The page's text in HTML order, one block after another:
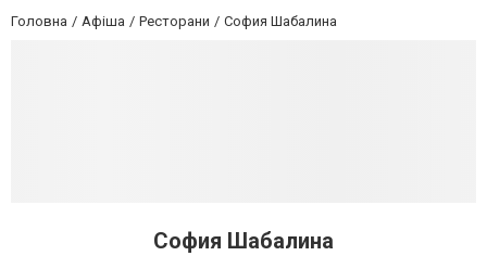
Головна Афіша Ресторани София Шабалина
София Шабалина